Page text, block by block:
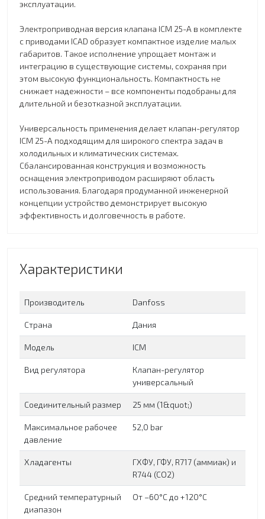
эксплуатации.
Электроприводная версия клапана ICM 25-A в комплекте
с приводами ICAD образует компактное изделие малых
габаритов. Такое исполнение упрощает монтаж и
интеграцию в существующие системы, сохраняя при
этом высокую функциональность. Компактность не
снижает надежности – все компоненты подобраны для
длительной и безотказной эксплуатации.
Универсальность применения делает клапан-регулятор
ICM 25-A подходящим для широкого спектра задач в
холодильных и климатических системах.
Сбалансированная конструкция и возможность
оснащения электроприводом расширяют область
использования. Благодаря продуманной инженерной
концепции устройство демонстрирует высокую
эффективность и долговечность в работе.
Характеристики
Производитель Danfoss
Страна Дания
Модель ICM
Вид регулятора
Клапан-регулятор
универсальный
Соединительный размер 25 мм (1&quot;)
Максимальное рабочее
давление
52,0 bar
Хладагенты
ГХФУ, ГФУ, R717 (аммиак) и
R744 (CO2)
Средний температурный
диапазон
От –60°С до +120°С